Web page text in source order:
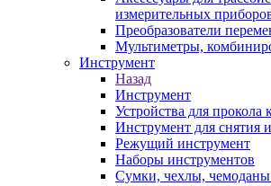
измерительных
Преобразователи
Мультиметры,
Инструмент
Назад
Инструмент
Устройства для прокола
Инструмент для снятия
Режущий инструмент
Наборы инструментов
Сумки, чехлы, чемоданы